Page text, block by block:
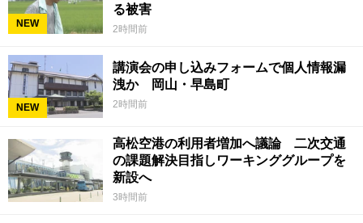
NEW
る被害
2時間前
NEW
講演会の申し込みフォームで個人情報漏
洩か 岡山・早島町
2時間前
高松空港の利用者増加へ議論 二次交通
の課題解決目指しワーキンググループを
新設へ
3時間前